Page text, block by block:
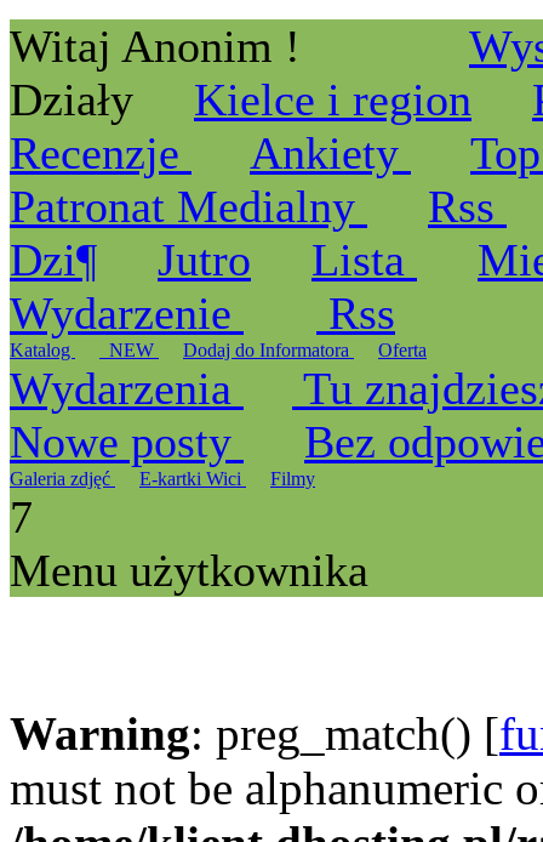
Witaj Anonim !
Działy
Kielce i region
Recenzje
Ankiety
Patronat Medialny
Rss
Dzi¶
Jutro Lista
Wydarzenie
Rss
Katalog _NEW Dodaj do Informatora Oferta
Wydarzenia
Tu
Nowe posty
Bez
Galeria zdjęć E-kartki Wici Filmy
7
Menu użytkownika
Warning: preg_match() [
must not be alphanumeric